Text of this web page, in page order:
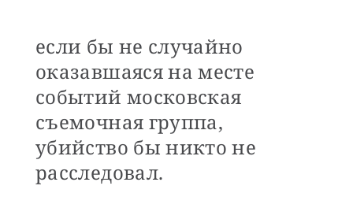
если бы не случайно
оказавшаяся на месте
событий московская
съемочная группа,
убийство бы никто не
расследовал.